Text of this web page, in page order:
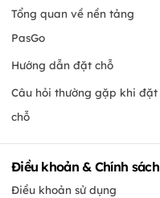
Tổng quan về nền tảng
PasGo
Hướng dẫn đặt chỗ
Câu hỏi thường gặp khi đặt
chỗ
Điều khoản & Chính sách
Điều khoản sử dụng